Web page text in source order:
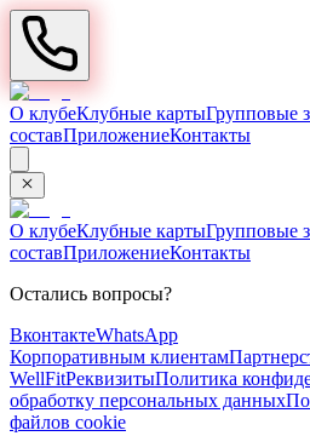
О клубеКлубные картыГрупповые
составПриложениеКонтакты
О клубеКлубные картыГрупповые
составПриложениеКонтакты
Остались вопросы?
ВконтактеWhatsApp
Корпоративным клиентам
WellFitРеквизитыПолитика
обработку персональных данных
файлов cookie